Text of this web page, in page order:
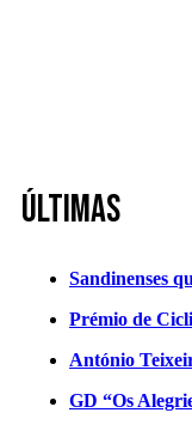
Últimas
Sandinenses
Prémio de
António
GD “Os